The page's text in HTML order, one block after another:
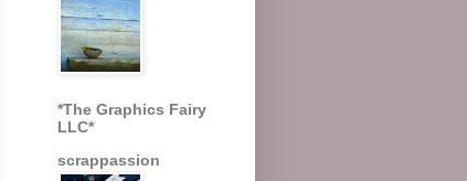
*The Graphics Fairy
LLC*
scrappassion